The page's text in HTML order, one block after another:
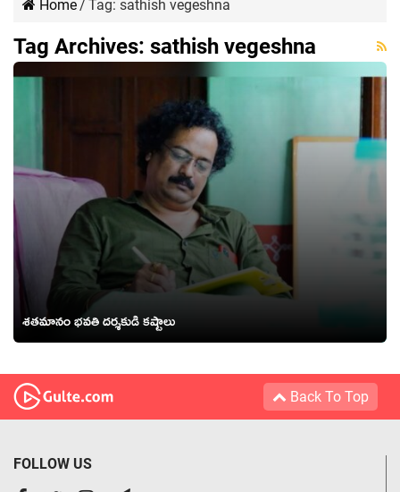
Home/ Tag: sathish vegeshna
Tag Archives: sathish vegeshna
శతమానం భవతి దర్శకుడి కష్టాలు
Back To Top
FOLLOW US